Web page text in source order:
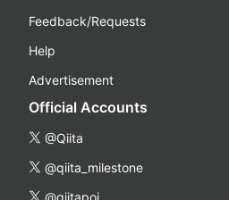
Feedback/Requests
Help
Advertisement
Official Accounts
@Qiita
@qiita_milestone
@qiitapoi